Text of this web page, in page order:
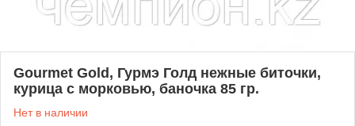
Gourmet Gold, Гурмэ Голд нежные биточки,
курица с морковью, баночка 85 гр.
Нет в наличии